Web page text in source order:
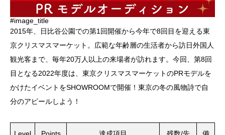
#image_title
2015年、日比谷公園での第1回開催から今年で8回目を迎える東
京クリスマスマーケット。広範な年齢層の生活者から訪日外国人
観光客まで、毎年20万人以上の来場者が訪れます。今回、第8回
目となる2022年度は、東京クリスマスマーケットのPRモデルを
かけたイベントをSHOWROOMで開催！東京の冬の風物詩で自
分のアピールしよう！